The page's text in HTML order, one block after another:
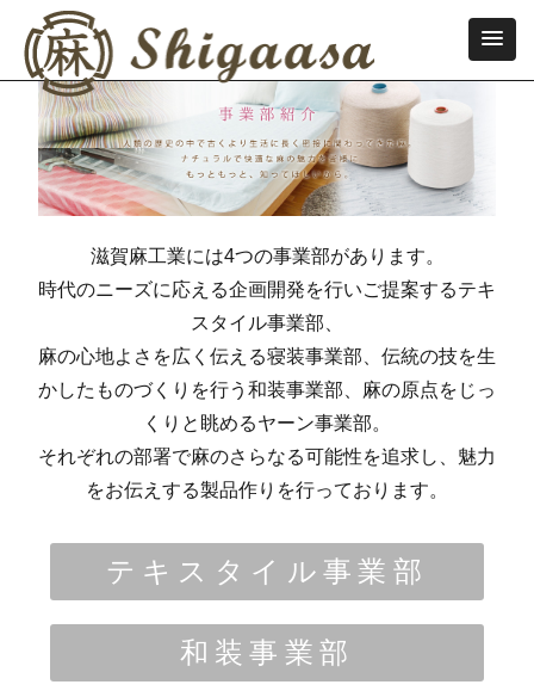
滋賀麻工業には4つの事業部があります。
時代のニーズに応える企画開発を行いご提案するテキ
スタイル事業部、
麻の心地よさを広く伝える寝装事業部、伝統の技を生
かしたものづくりを行う和装事業部、麻の原点をじっ
くりと眺めるヤーン事業部。
それぞれの部署で麻のさらなる可能性を追求し、魅力
をお伝えする製品作りを行っております。
テキスタイル事業部
和装事業部